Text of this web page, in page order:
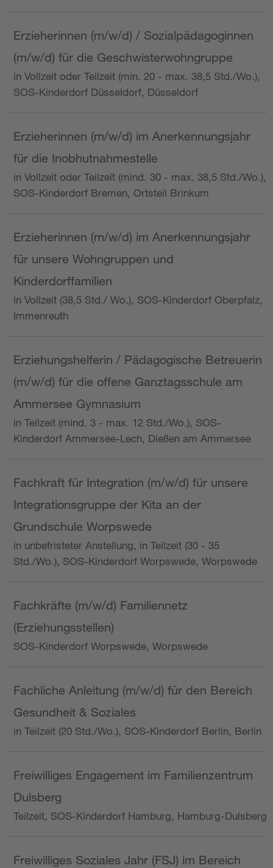
Erzieherinnen (m/w/d) / Sozialpädagoginnen
(m/w/d) für die Geschwisterwohngruppe
in Vollzeit oder Teilzeit (min. 20 - max. 38,5 Std./Wo.),
SOS-Kinderdorf Düsseldorf, Düsseldorf
Erzieherinnen (m/w/d) im Anerkennungsjahr
für die Inobhutnahmestelle
in Vollzeit oder Teilzeit (mind. 30 - max. 38,5 Std./Wo.),
SOS-Kinderdorf Bremen, Ortsteil Brinkum
Erzieherinnen (m/w/d) im Anerkennungsjahr
für unsere Wohngruppen und
Kinderdorffamilien
in Vollzeit (38,5 Std./ Wo.), SOS-Kinderdorf Oberpfalz,
Immenreuth
Erziehungshelferin / Pädagogische Betreuerin
(m/w/d) für die offene Ganztagsschule am
Ammersee Gymnasium
in Teilzeit (mind. 3 - max. 12 Std./Wo.), SOS-
Kinderdorf Ammersee-Lech, Dießen am Ammersee
Fachkraft für Integration (m/w/d) für unsere
Integrationsgruppe der Kita an der
Grundschule Worpswede
in unbefristeter Anstellung, in Teilzeit (30 - 35
Std./Wo.), SOS-Kinderdorf Worpswede, Worpswede
Fachkräfte (m/w/d) Familiennetz
(Erziehungsstellen)
SOS-Kinderdorf Worpswede, Worpswede
Fachliche Anleitung (m/w/d) für den Bereich
Gesundheit & Soziales
in Teilzeit (20 Std./Wo.), SOS-Kinderdorf Berlin, Berlin
Freiwilliges Engagement im Familienzentrum
Dulsberg
Teilzeit, SOS-Kinderdorf Hamburg, Hamburg-Dulsberg
Freiwilliges Soziales Jahr (FSJ) im Bereich